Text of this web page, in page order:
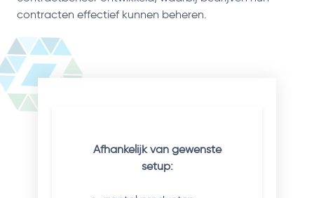
contracten effectief kunnen beheren.
Afhankelijk van gewenste
setup: